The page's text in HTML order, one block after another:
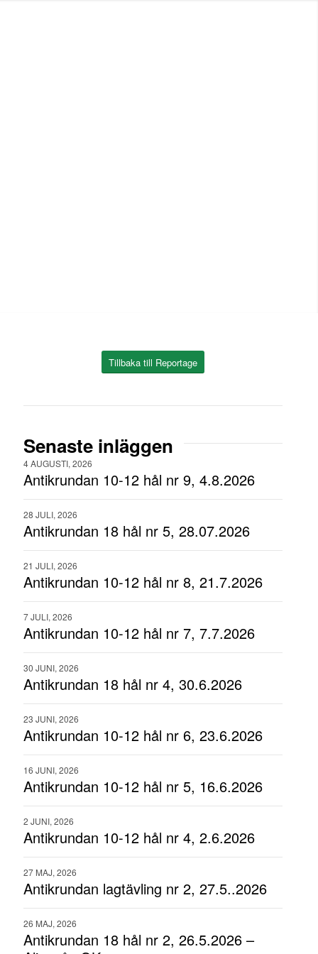
Tillbaka till Reportage
Senaste inläggen
4 AUGUSTI, 2026
Antikrundan 10-12 hål nr 9, 4.8.2026
28 JULI, 2026
Antikrundan 18 hål nr 5, 28.07.2026
21 JULI, 2026
Antikrundan 10-12 hål nr 8, 21.7.2026
7 JULI, 2026
Antikrundan 10-12 hål nr 7, 7.7.2026
30 JUNI, 2026
Antikrundan 18 hål nr 4, 30.6.2026
23 JUNI, 2026
Antikrundan 10-12 hål nr 6, 23.6.2026
16 JUNI, 2026
Antikrundan 10-12 hål nr 5, 16.6.2026
2 JUNI, 2026
Antikrundan 10-12 hål nr 4, 2.6.2026
27 MAJ, 2026
Antikrundan lagtävling nr 2, 27.5..2026
26 MAJ, 2026
Antikrundan 18 hål nr 2, 26.5.2026 –